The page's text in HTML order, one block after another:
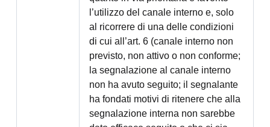
l’utilizzo del canale interno e, solo
al ricorrere di una delle condizioni
di cui all’art. 6 (canale interno non
previsto, non attivo o non conforme;
la segnalazione al canale interno
non ha avuto seguito; il segnalante
ha fondati motivi di ritenere che alla
segnalazione interna non sarebbe